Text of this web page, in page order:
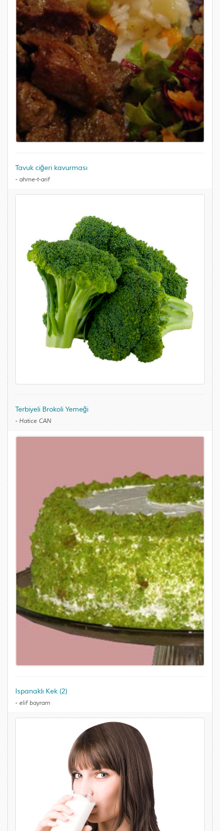
Tavuk ciğeri kavurması
- ahme-t-arif
Terbiyeli Brokoli Yemeği
- Hatice CAN
Ispanaklı Kek (2)
- elif bayram